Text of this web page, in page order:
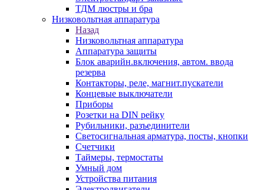
ТДМ люстры и бра
Низковольтная аппаратура
Назад
Низковольтная аппаратура
Аппаратура защиты
Блок аварийн.включения, автом. ввода
резерва
Контакторы, реле, магнит.пускатели
Концевые выключатели
Приборы
Розетки на DIN рейку
Рубильники, разъединители
Светосигнальная арматура, посты, кнопки
Счетчики
Таймеры, термостаты
Умный дом
Устройства питания